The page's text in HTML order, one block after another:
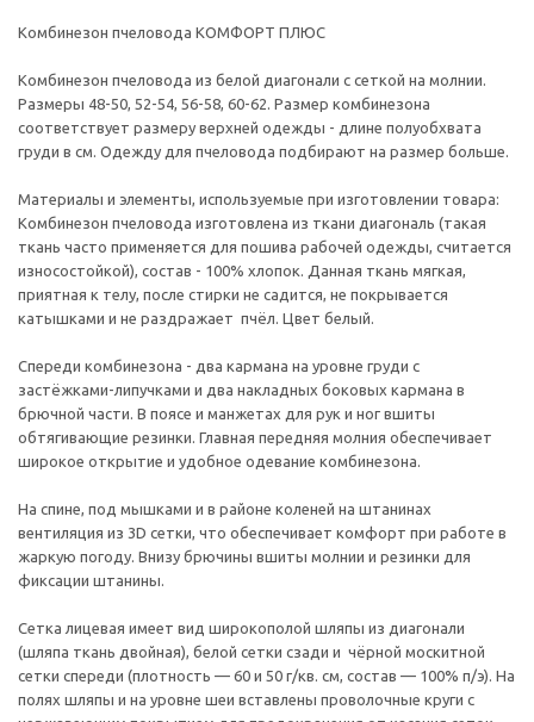
Комбинезон пчеловода КОМФОРТ ПЛЮС
Комбинезон пчеловода из белой диагонали с сеткой на молнии.
Размеры 48-50, 52-54, 56-58, 60-62. Размер комбинезона
соответствует размеру верхней одежды - длине полуобхвата
груди в см. Одежду для пчеловода подбирают на размер больше.
Материалы и элементы, используемые при изготовлении товара:
Комбинезон пчеловода изготовлена из ткани диагональ (такая
ткань часто применяется для пошива рабочей одежды, считается
износостойкой), состав - 100% хлопок. Данная ткань мягкая,
приятная к телу, после стирки не садится, не покрывается
катышками и не раздражает пчёл. Цвет белый.
Спереди комбинезона - два кармана на уровне груди с
застёжками-липучками и два накладных боковых кармана в
брючной части. В поясе и манжетах для рук и ног вшиты
обтягивающие резинки. Главная передняя молния обеспечивает
широкое открытие и удобное одевание комбинезона.
На спине, под мышками и в районе коленей на штанинах
вентиляция из 3D сетки, что обеспечивает комфорт при работе в
жаркую погоду. Внизу брючины вшиты молнии и резинки для
фиксации штанины.
Сетка лицевая имеет вид широкополой шляпы из диагонали
(шляпа ткань двойная), белой сетки сзади и чёрной москитной
сетки спереди (плотность — 60 и 50 г/кв. см, состав — 100% п/э). На
полях шляпы и на уровне шеи вставлены проволочные круги с